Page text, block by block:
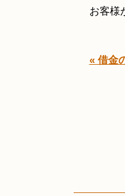
お客様
« 借金